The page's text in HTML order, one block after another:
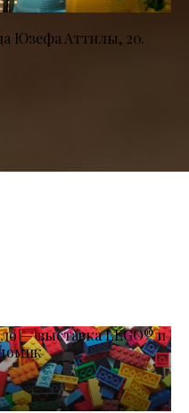
Юзефа Аттилы, 20.
— выставка LEGO® и